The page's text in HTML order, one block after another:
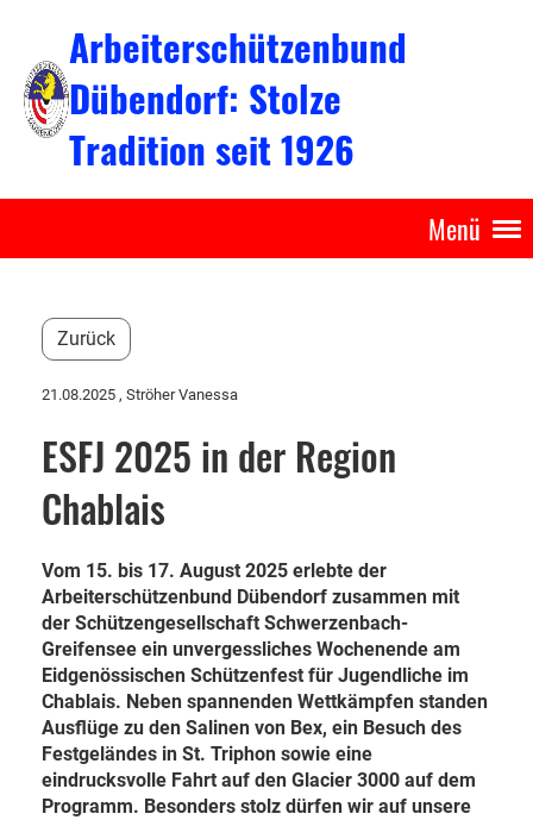
Arbeiterschützenbund
Dübendorf: Stolze
Tradition seit 1926
Menü
Zurück
21.08.2025 , Ströher Vanessa
ESFJ 2025 in der Region
Chablais
Vom 15. bis 17. August 2025 erlebte der
Arbeiterschützenbund Dübendorf zusammen mit
der Schützengesellschaft Schwerzenbach-
Greifensee ein unvergessliches Wochenende am
Eidgenössischen Schützenfest für Jugendliche im
Chablais. Neben spannenden Wettkämpfen standen
Ausflüge zu den Salinen von Bex, ein Besuch des
Festgeländes in St. Triphon sowie eine
eindrucksvolle Fahrt auf den Glacier 3000 auf dem
Programm. Besonders stolz dürfen wir auf unsere